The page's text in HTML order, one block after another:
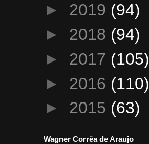
► 2019 (94)
► 2018 (94)
► 2017 (105)
► 2016 (110)
► 2015 (63)
Wagner Corrêa de Araujo